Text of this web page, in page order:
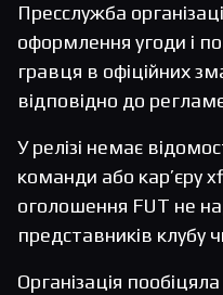
Пресслужба
оформлення угоди і
гравця в офіційних
відповідно до
У релізі немає
команди або кар’єру
оголошення FUT не
представників клубу
Організація